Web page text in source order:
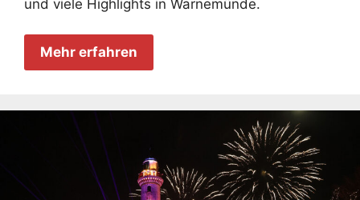
und viele Highlights in Warnemünde.
Mehr erfahren